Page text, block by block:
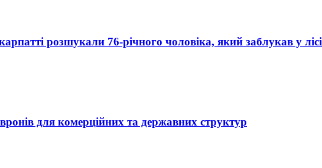
розшукали 76-річного чоловіка, який заблукав у лісі
для комерційних та державних структур